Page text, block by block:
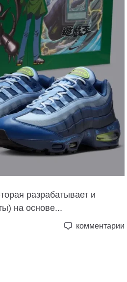
разрабатывает и
на основе...
комментарии